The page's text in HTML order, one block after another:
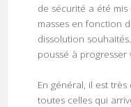
de sécurité a été
masses en fonction
dissolution
poussé à progresser
En général, il est
toutes celles qui